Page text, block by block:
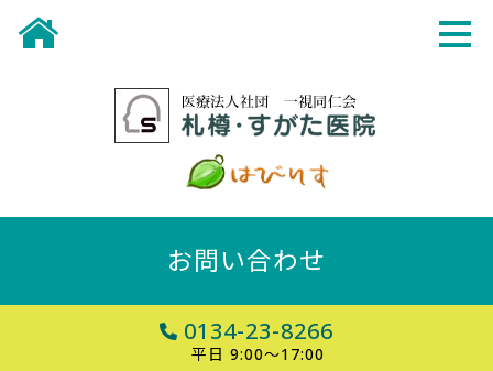
お問い合わせ
0134-23-8266
平日 9:00～17:00